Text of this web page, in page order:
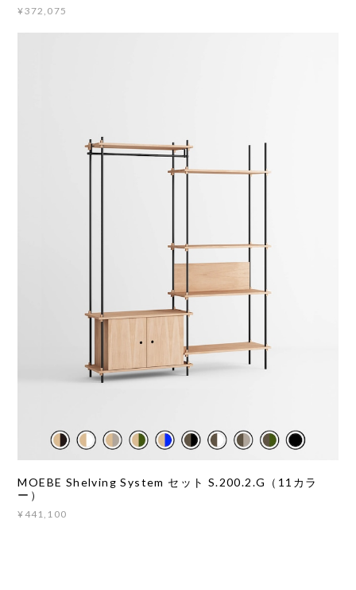
¥372,075
MOEBE Shelving System セット S.200.2.G（11カラ
ー）
¥441,100